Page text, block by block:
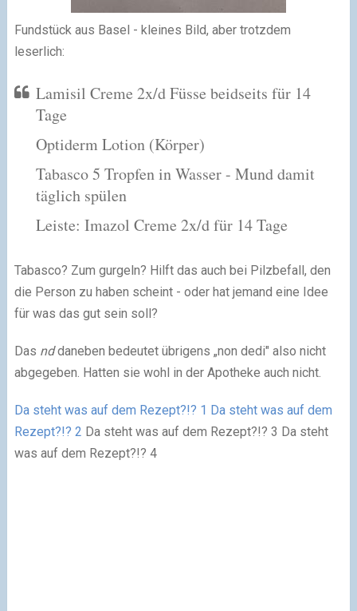
Fundstück aus Basel - kleines Bild, aber trotzdem
leserlich:
Lamisil Creme 2x/d Füsse beidseits für 14
Tage
Optiderm Lotion (Körper)
Tabasco 5 Tropfen in Wasser - Mund damit
täglich spülen
Leiste: Imazol Creme 2x/d für 14 Tage
Tabasco? Zum gurgeln? Hilft das auch bei Pilzbefall, den
die Person zu haben scheint - oder hat jemand eine Idee
für was das gut sein soll?
Das nddaneben bedeutet übrigens „non dedi" also nicht
abgegeben. Hatten sie wohl in der Apotheke auch nicht.
Da steht was auf dem Rezept?!? 1 Da steht was auf dem
Rezept?!? 2 Da steht was auf dem Rezept?!? 3 Da steht
was auf dem Rezept?!? 4